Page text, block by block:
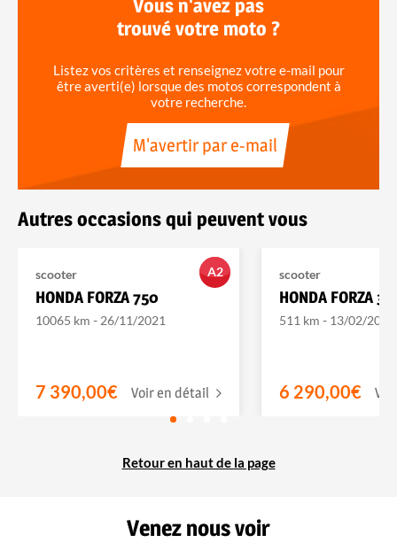
Vous n'avez pas
trouvé votre moto ?
Listez vos critères et renseignez votre e-mail pour
être averti(e) lorsque des motos correspondent à
votre recherche.
M'avertir par e-mail
Autres occasions qui peuvent vous
A2
scooter
HONDA FORZA 750
10065 km - 26/11/2021
7 390,00€ Voir en détail
scooter
HONDA FORZA
511 km - 13/02/2026
6 290,00€
Retour en haut de la page
Venez nous voir